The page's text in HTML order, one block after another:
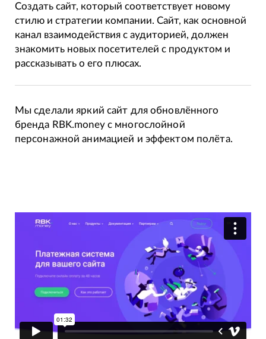
Создать сайт, который соответствует новому
стилю и стратегии компании. Сайт, как основной
канал взаимодействия с аудиторией, должен
знакомить новых посетителей с продуктом и
рассказывать о его плюсах.
Мы сделали яркий сайт для обновлённого
бренда RBK.money с многослойной
персонажной анимацией и эффектом полёта.